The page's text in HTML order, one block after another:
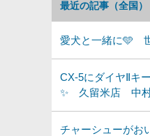
最近の記事（全国）
愛犬と一緒に🩵
CX-5にダイヤⅡキ
✨️ 久留米店 中
チャーシューが